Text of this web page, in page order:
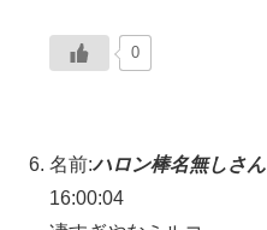
0
名前:ハロン棒名無しさん
16:00:04